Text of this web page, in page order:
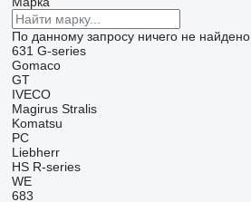
По данному запросу ничего не найдено
631 G-series
Gomaco
GT
IVECO
Magirus Stralis
Komatsu
PC
Liebherr
HS R-series
WE
683